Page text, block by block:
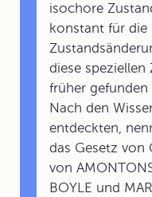
isochore
konstant für die
diese
früher gefunden
Nach den
entdeckten,
das Gesetz von
von
BOYLE und